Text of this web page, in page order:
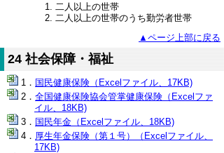
二人以上の世帯
二人以上の世帯のうち勤労者世帯
▲ページ上部に戻る
24 社会保障・福祉
国民健康保険（Excelファイル、17KB)
全国健康保険協会管掌健康保険（Excelファ
イル、18KB)
国民年金（Excelファイル、18KB)
厚生年金保険（第１号）（Excelファイル、
17KB)